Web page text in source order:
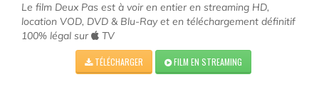
Le film Deux Pas est à voir en entier en streaming HD,
location VOD, DVD & Blu-Ray et en téléchargement définitif
100% légal sur
TV
TÉLÉCHARGER FILM EN STREAMING